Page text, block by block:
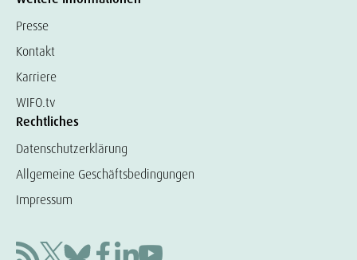
Presse
Kontakt
Karriere
WIFO.tv
Rechtliches
Datenschutzerklärung
Allgemeine Geschäftsbedingungen
Impressum